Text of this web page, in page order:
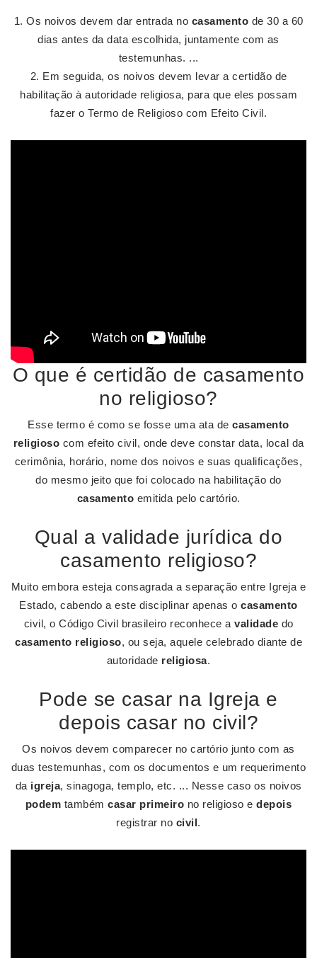
Os noivos devem dar entrada no casamento de 30 a 60
dias antes da data escolhida, juntamente com as
testemunhas. ...
Em seguida, os noivos devem levar a certidão de
habilitação à autoridade religiosa, para que eles possam
fazer o Termo de Religioso com Efeito Civil.
O que é certidão de casamento
no religioso?
Esse termo é como se fosse uma ata decasamento
religioso com efeito civil, onde deve constar data, local da
cerimônia, horário, nome dos noivos e suas qualificações,
do mesmo jeito que foi colocado na habilitação do
casamento emitida pelo cartório.
Qual a validade jurídica do
casamento religioso?
Muito embora esteja consagrada a separação entre Igreja e
Estado, cabendo a este disciplinar apenas ocasamento
civil, o Código Civil brasileiro reconhece a validade do
casamento religioso, ou seja, aquele celebrado diante de
autoridade religiosa.
Pode se casar na Igreja e
depois casar no civil?
Os noivos devem comparecer no cartório junto com as
duas testemunhas, com os documentos e um requerimento
da igreja, sinagoga, templo, etc. ... Nesse caso os noivos
podem tambémcasar primeiro no religioso edepois
registrar no civil.